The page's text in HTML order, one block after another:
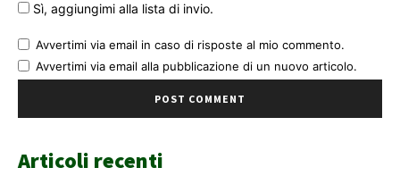
Sì, aggiungimi alla lista di invio.
Avvertimi via email in caso di risposte al mio commento.
Avvertimi via email alla pubblicazione di un nuovo articolo.
Articoli recenti